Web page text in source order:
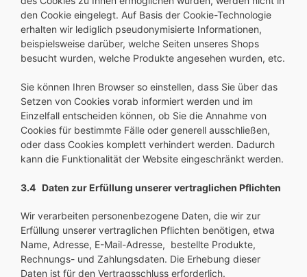
den Cookie eingelegt. Auf Basis der Cookie-Technologie
erhalten wir lediglich pseudonymisierte Informationen,
beispielsweise darüber, welche Seiten unseres Shops
besucht wurden, welche Produkte angesehen wurden, etc.
Sie können Ihren Browser so einstellen, dass Sie über das
Setzen von Cookies vorab informiert werden und im
Einzelfall entscheiden können, ob Sie die Annahme von
Cookies für bestimmte Fälle oder generell ausschließen,
oder dass Cookies komplett verhindert werden. Dadurch
kann die Funktionalität der Website eingeschränkt werden.
3.4 Daten zur Erfüllung unserer vertraglichen Pflichten
Wir verarbeiten personenbezogene Daten, die wir zur
Erfüllung unserer vertraglichen Pflichten benötigen, etwa
Name, Adresse, E-Mail-Adresse, bestellte Produkte,
Rechnungs- und Zahlungsdaten. Die Erhebung dieser
Daten ist für den Vertragsschluss erforderlich.